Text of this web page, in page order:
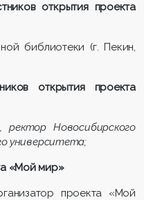
открытия проекта
библиотеки (г. Пекин,
открытия проекта
Новосибирского
университета;
«Мой мир»
проекта «Мой